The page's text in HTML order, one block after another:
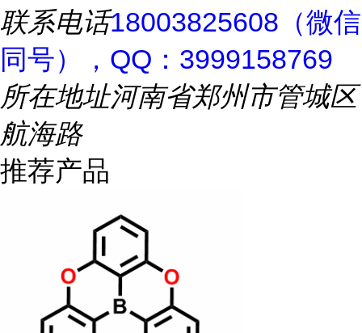
联系电话18003825608（微信
同号），QQ：3999158769
所在地址河南省郑州市管城区
航海路
推荐产品